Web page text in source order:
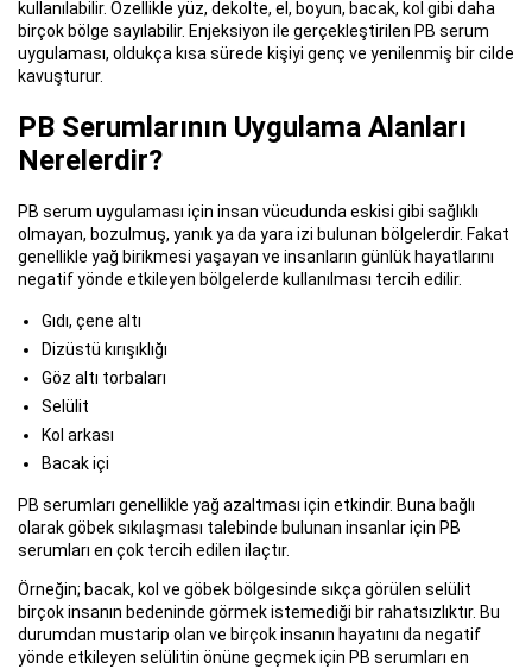
kullanılabilir. Özellikle yüz, dekolte, el, boyun, bacak, kol gibi daha
birçok bölge sayılabilir. Enjeksiyon ile gerçekleştirilen PB serum
uygulaması, oldukça kısa sürede kişiyi genç ve yenilenmiş bir cilde
kavuşturur.
PB Serumlarının Uygulama Alanları
Nerelerdir?
PB serum uygulaması için insan vücudunda eskisi gibi sağlıklı
olmayan, bozulmuş, yanık ya da yara izi bulunan bölgelerdir. Fakat
genellikle yağ birikmesi yaşayan ve insanların günlük hayatlarını
negatif yönde etkileyen bölgelerde kullanılması tercih edilir.
Gıdı, çene altı
Dizüstü kırışıklığı
Göz altı torbaları
Selülit
Kol arkası
Bacak içi
PB serumları genellikle yağ azaltması için etkindir. Buna bağlı
olarak göbek sıkılaşması talebinde bulunan insanlar için PB
serumları en çok tercih edilen ilaçtır.
Örneğin; bacak, kol ve göbek bölgesinde sıkça görülen selülit
birçok insanın bedeninde görmek istemediği bir rahatsızlıktır. Bu
durumdan mustarip olan ve birçok insanın hayatını da negatif
yönde etkileyen selülitin önüne geçmek için PB serumları en